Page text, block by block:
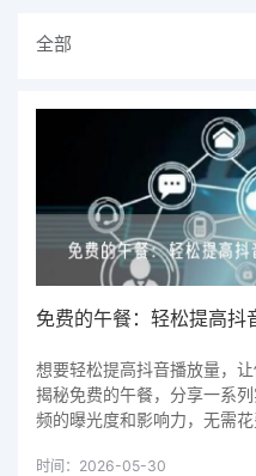
全部
想要轻松提高抖音播放量，
揭秘免费的午餐，分享一系
频的曝光度和影响力，无需花
时间：2026-05-30